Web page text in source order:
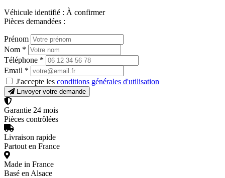
Véhicule identifié : À confirmer
Pièces demandées :
Prénom
Nom *
Téléphone *
Email *
J'accepte les conditions générales d'utilisation
Envoyer votre demande
Garantie 24 mois
Pièces contrôlées
Livraison rapide
Partout en France
Made in France
Basé en Alsace